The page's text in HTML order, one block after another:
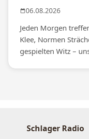
06.08.2026
Jeden Morgen
Klee, Normen
gespielten Witz –
Schlager Radio